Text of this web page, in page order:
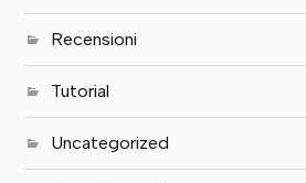
Recensioni
Tutorial
Uncategorized